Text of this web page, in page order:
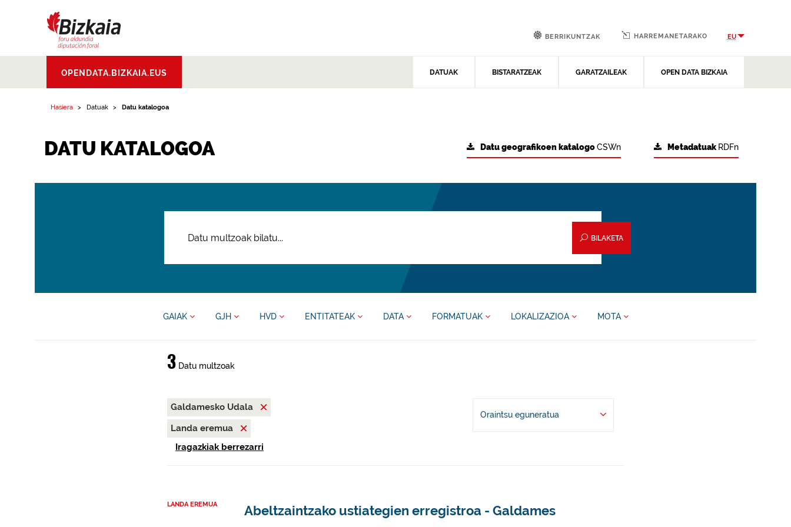
Aldundia.Diputacion
Foral de Bizkaia
OPENDATA.BIZKAIA.EUS DATUAK BISTARATZEAK GARATZAILEAK OPEN DATA BIZKAIA
BERRIKUNTZAK HARREMANETARAKO EU
Hasiera Datuak Datu katalogoa
DATU KATALOGOA Metadatuak RDFn
Datu geografikoen katalogoCSWn
BILAKETA
GAIAK GJH HVD ENTITATEAK DATA FORMATUAK LOKALIZAZIOA MOTA
3Datu multzoak
Galdamesko Udala
Landa eremua
Iragazkiak berrezarri
Oraintsu eguneratua
LANDA EREMUA Abeltzaintzako ustiategien erregistroa - Galdames